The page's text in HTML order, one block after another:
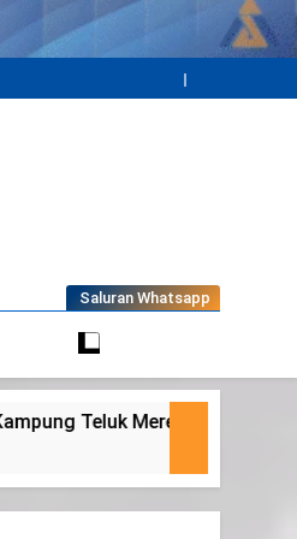
Saluran Whatsapp
Jagung Waga